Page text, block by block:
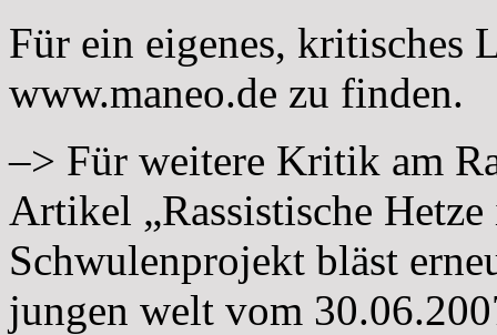
Für ein eigenes, kritisches
www.maneo.de zu finden.
–> Für weitere Kritik am
Artikel „Rassistische
Schwulenprojekt bläst
jungen welt vom